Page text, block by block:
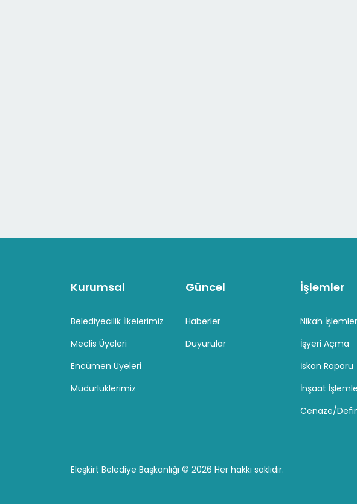
Kurumsal
Belediyecilik İlkelerimiz
Meclis Üyeleri
Encümen Üyeleri
Müdürlüklerimiz
Güncel
Haberler
Duyurular
İşlemler
Nikah
İşyeri Açma
İskan Raporu
İnşaat
Cenaze/
Eleşkirt Belediye Başkanlığı © 2026 Her hakkı saklıdır.